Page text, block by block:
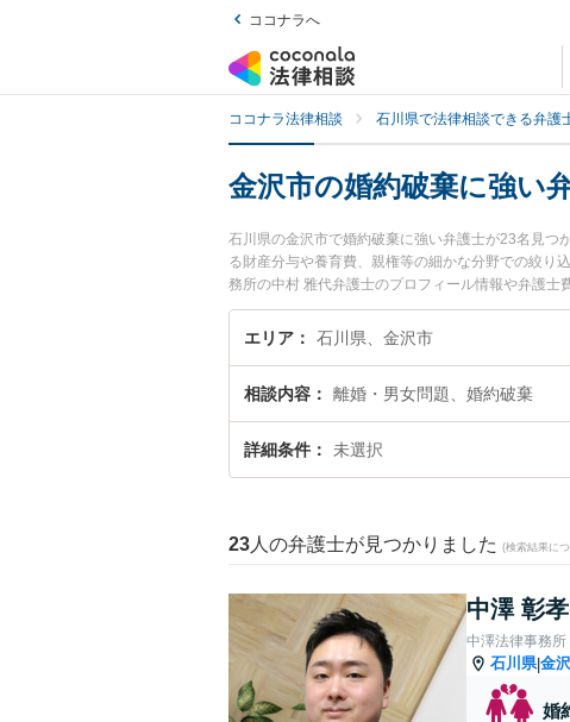
ココナラへ
ココナラ法律相談 石川県で法律相談できる弁護
金沢市の婚約破棄に強い
石川県の金沢市で婚約破棄に強い弁護士が23名見つ
る財産分与や養育費、親権等の細かな分野での絞り
務所の中村 雅代弁護士のプロフィール情報や弁護士
『婚約破棄のトラブル解決の実績豊富な近くの弁護
におすすめです。
エリア 石川県、金沢市
相談内容 離婚・男女問題、婚約破棄
詳細条件 未選択
23 人の弁護士が見つかりました (検索結果に
中澤 彰孝
中澤法律事務所
石川県|金
婚